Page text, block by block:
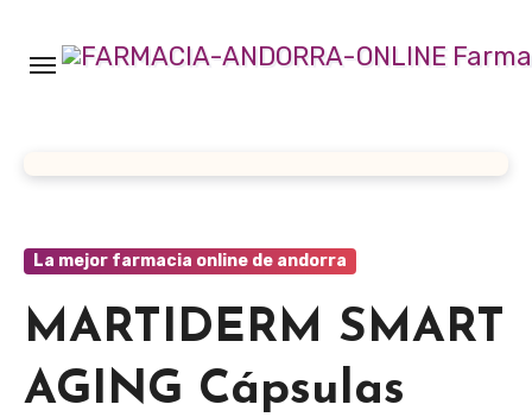
contenido
La mejor farmacia online de andorra
MARTIDERM SMART
AGING Cápsulas